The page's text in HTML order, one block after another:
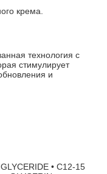
крема.
технология с
стимулирует
и
• C12-15